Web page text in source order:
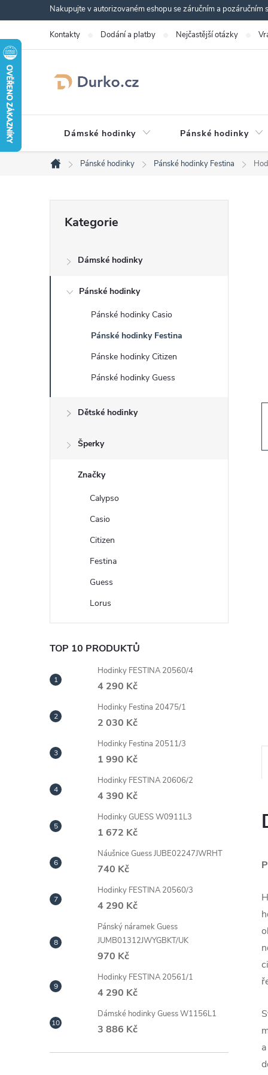
na
obsah
Nakupujte v autorizovaném eshopu se záručním a pozáručním
Kontakty Dodání a platby Nejčastější otázky
Dámské hodinky Pánské hodinky
Domů
Pánské hodinky Pánské hodinky Festina
s
n
kategorie
Kategorie
Dámské hodinky
Pánské hodinky
Pánské hodinky Casio
Pánské hodinky Festina
Pánske hodinky Citizen
Pánské hodinky Guess
Dětské hodinky
Šperky
Značky
Calypso
Casio
Citizen
Festina
Guess
Lorus
TOP 10 PRODUKTŮ
Hodinky FESTINA 20560/4
4 290 Kč
Hodinky Festina 20475/1
2 030 Kč
Hodinky Festina 20511/3
1 990 Kč
Hodinky FESTINA 20606/2
4 390 Kč
Hodinky GUESS W0911L3
1 672 Kč
Náušnice Guess JUBE02247JWRHT
740 Kč
Hodinky FESTINA 20560/3
4 290 Kč
Pánský náramek Guess
JUMB01312JWYGBKT/UK
970 Kč
Hodinky FESTINA 20561/1
4 290 Kč
Dámské hodinky Guess W1156L1
3 886 Kč